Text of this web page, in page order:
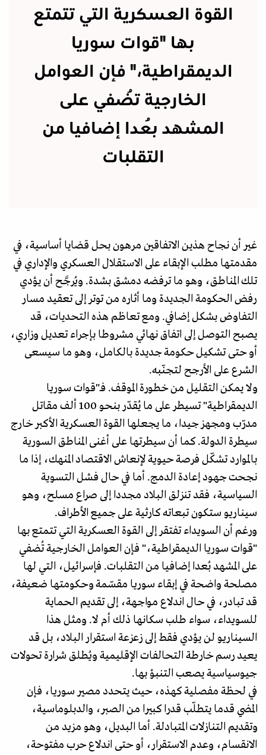
القوة العسكرية التي تتمتع
بها "قوات سوريا
الديمقراطية،" فإن العوامل
الخارجية تُضفي على
المشهد بُعدا إضافيا من
التقلبات
غير أن نجاح هذين الاتفاقين مرهون بحل قضايا أساسية، في
مقدمتها مطلب الإبقاء على الاستقلال العسكري والإداري في
تلك المناطق، وهو ما ترفضه دمشق بشدة. ويُرجَّح أن يؤدي
رفض الحكومة الجديدة وما أثاره من توتر إلى تعقيد مسار
التفاوض بشكل إضافي. ومع تعاظم هذه التحديات، قد
يصبح التوصل إلى اتفاق نهائي مشروطا بإجراء تعديل وزاري،
أو حتى تشكيل حكومة جديدة بالكامل، وهو ما سيسعى
الشرع على الأرجح لتجنّبه.
ولا يمكن التقليل من خطورة الموقف. فـ"قوات سوريا
الديمقراطية" تسيطر على ما يُقدّر بنحو 100 ألف مقاتل
مدرّب ومجهز جيدا، ما يجعلها القوة العسكرية الأكبر خارج
سيطرة الدولة. كما أن سيطرتها على أغنى المناطق السورية
بالموارد تشكّل فرصة حيوية لإنعاش الاقتصاد المنهك، إذا ما
نجحت جهود إعادة الدمج. أما في حال فشل التسوية
السياسية، فقد تنزلق البلاد مجددا إلى صراع مسلح، وهو
سيناريو ستكون تبعاته كارثية على جميع الأطراف.
ورغم أن السويداء تفتقر إلى القوة العسكرية التي تتمتع بها
"قوات سوريا الديمقراطية،" فإن العوامل الخارجية تُضفي
على المشهد بُعدا إضافيا من التقلبات. فإسرائيل، التي لها
مصلحة واضحة في إبقاء سوريا مقسّمة وحكومتها ضعيفة،
قد تبادر، في حال اندلاع مواجهة، إلى تقديم الحماية
للسويداء، سواء طلب سكانها ذلك أم لا. ومثل هذا
السيناريو لن يؤدي فقط إلى زعزعة استقرار البلاد، بل قد
يعيد رسم خارطة التحالفات الإقليمية ويُطلق شرارة تحولات
جيوسياسية يصعب التنبؤ بها.
في لحظة مفصلية كهذه، حيث يتحدد مصير سوريا، فإن
المضي قدما يتطلّب قدرا كبيرا من الصبر، والدبلوماسية،
وتقديم التنازلات المتبادلة. أما البديل، وهو مزيد من
الانقسام، وعدم الاستقرار، أو حتى اندلاع حرب مفتوحة،